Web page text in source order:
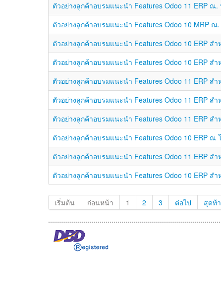
ตัวอย่างลูกค้าอบรมแนะนำ Features Odoo 11 ERP ณ
ตัวอย่างลูกค้าอบรมแนะนำ Features Odoo 10 MRP
ตัวอย่างลูกค้าอบรมแนะนำ Features Odoo 10 ERP สำ
ตัวอย่างลูกค้าอบรมแนะนำ Features Odoo 10 ERP ส
ตัวอย่างลูกค้าอบรมแนะนำ Features Odoo 11 ERP ส
ตัวอย่างลูกค้าอบรมแนะนำ Features Odoo 11 ERP ส
ตัวอย่างลูกค้าอบรมแนะนำ Features Odoo 11 ERP ส
ตัวอย่างลูกค้าอบรมแนะนำ Features Odoo 10 ERP ณ
ตัวอย่างลูกค้าอบรมแนะนำ Features Odoo 11 ERP สำ
ตัวอย่างลูกค้าอบรมแนะนำ Features Odoo 10 ERP สำ
เริ่มต้น ก่อนหน้า 1 2 3 ต่อไป สุดท้